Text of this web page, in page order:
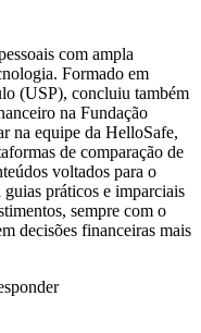
com ampla
Formado em
(USP), concluiu também
na Fundação
na equipe da HelloSafe,
de comparação de
voltados para o
práticos e imparciais
sempre com o
decisões financeiras mais